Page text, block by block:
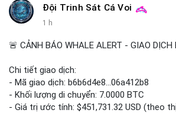
#binancesquare #cryptonews
#regulation
$btc $eth
#vlikevn #titanbot
📰 Nguồn: CoinDesk
Đội Trinh Sát Cá Voi
1 h
🚨 CẢNH BÁO WHALE ALERT - GIAO DỊCH
Chi tiết giao dịch:
- Mã giao dịch: b6b6d4e8...06a412b8
- Khối lượng di chuyển: 7.0000 BTC
- Giá trị ước tính: $451,731.32 USD (theo